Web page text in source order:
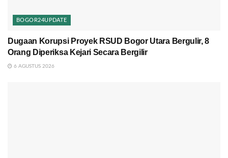
BOGOR24UPDATE
Dugaan Korupsi Proyek RSUD Bogor Utara Bergulir, 8
Orang Diperiksa Kejari Secara Bergilir
6 AGUSTUS 2026